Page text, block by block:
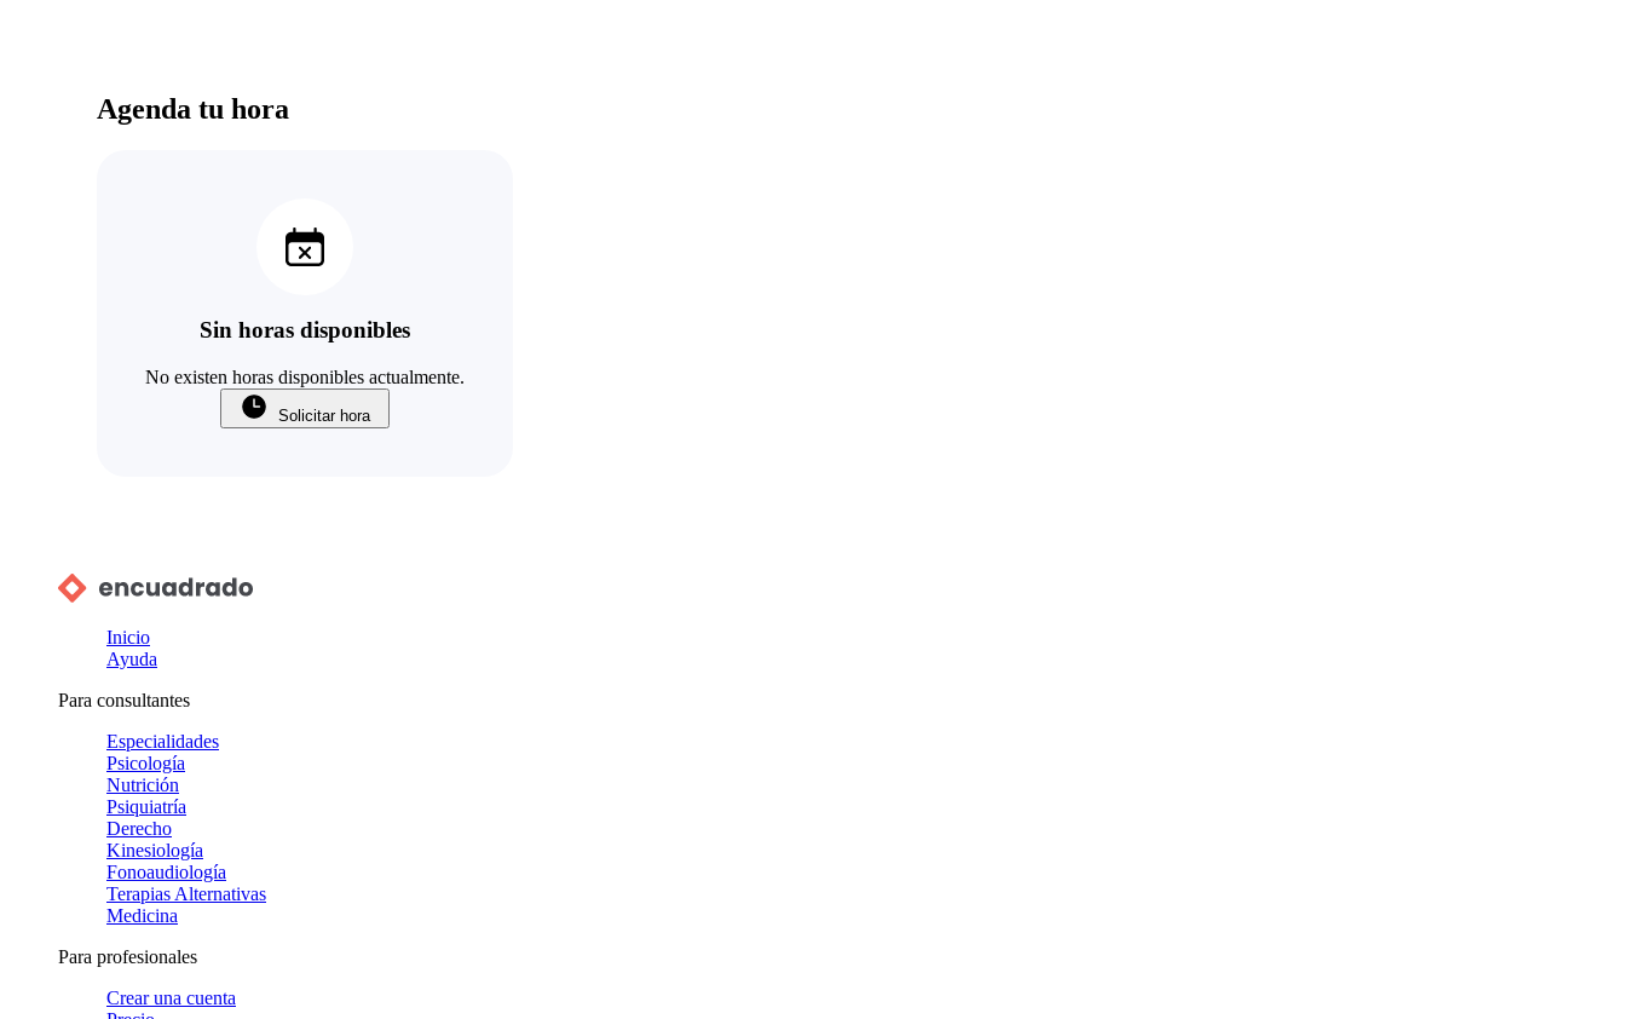
Agenda tu hora
Sin horas disponibles
No existen horas disponibles actualmente.
Solicitar hora
Inicio
Ayuda
Para consultantes
Especialidades
Psicología
Nutrición
Psiquiatría
Derecho
Kinesiología
Fonoaudiología
Terapias Alternativas
Medicina
Para profesionales
Crear una cuenta